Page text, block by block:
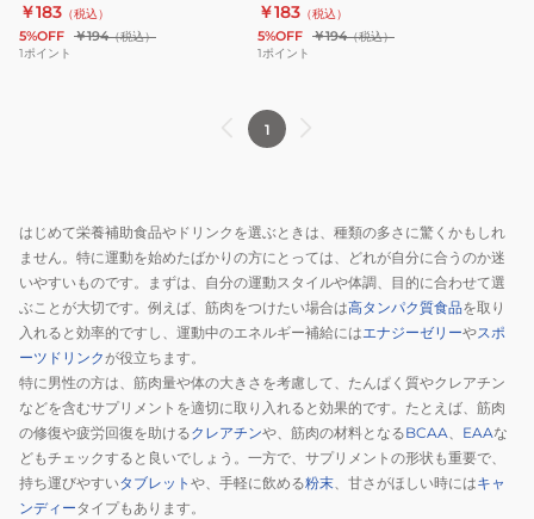
￥183 （税込）
5%OFF ￥194（税込）
1ポイント
￥183 （税込）
5%OFF ￥194（税込）
1ポイント
1
はじめて栄養補助食品やドリンクを選ぶときは、種類の多さに驚くかもしれ
ません。特に運動を始めたばかりの方にとっては、どれが自分に合うのか迷
いやすいものです。まずは、自分の運動スタイルや体調、目的に合わせて選
ぶことが大切です。例えば、筋肉をつけたい場合は高タンパク質食品を取り
入れると効率的ですし、運動中のエネルギー補給にはエナジーゼリーやスポ
ーツドリンクが役立ちます。
特に男性の方は、筋肉量や体の大きさを考慮して、たんぱく質やクレアチン
などを含むサプリメントを適切に取り入れると効果的です。たとえば、筋肉
の修復や疲労回復を助けるクレアチンや、筋肉の材料となるBCAA、 EAAな
どもチェックすると良いでしょう。一方で、サプリメントの形状も重要で、
持ち運びやすいタブレット や、手軽に飲める粉末、甘さがほしい時にはキャ
ンディータイプもあります。